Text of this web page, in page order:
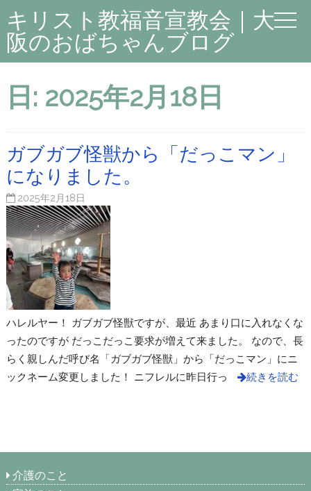
キリスト教福音宣教会｜大
阪のおばちゃんブログ
日: 2025年2月18日
ガブガブ怪獣から「だっこマン」
になりました。
2025年2月18日
ハレルヤー！ ガブガブ怪獣ですが、最近 あまり口に入れなくな
ったのですが だっこだっこ要求が増えて来ました。 なので、長
らく親しんだ呼び名「ガブガブ怪獣」から「だっこマン」にニ
ックネーム変更しました！ ニフレルに昨日行っ
続きを読む
介護のこと